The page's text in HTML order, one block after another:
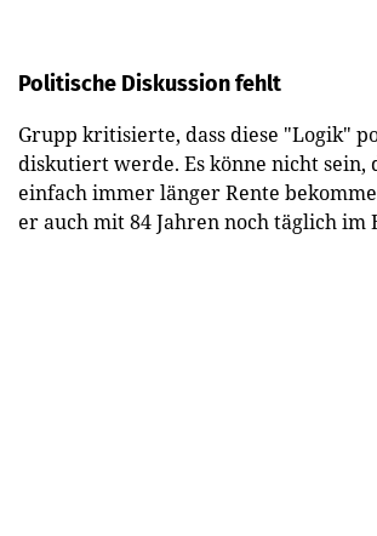
Politische Diskussion fehlt
Grupp kritisierte, dass diese "Logik"
diskutiert werde. Es könne nicht sein,
einfach immer länger Rente
er auch mit 84 Jahren noch täglich im